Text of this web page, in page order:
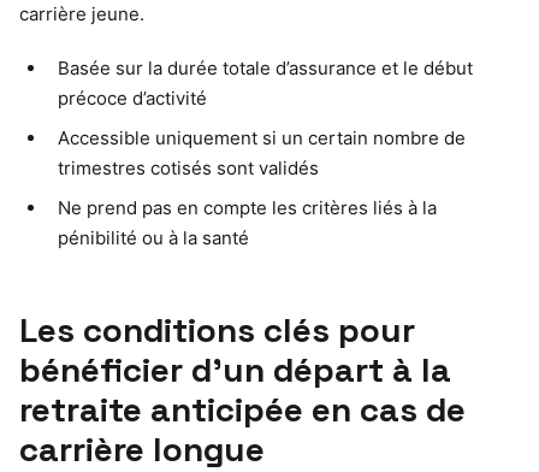
carrière jeune.
Basée sur la durée totale d’assurance et le début
précoce d’activité
Accessible uniquement si un certain nombre de
trimestres cotisés sont validés
Ne prend pas en compte les critères liés à la
pénibilité ou à la santé
Les conditions clés pour
bénéficier d’un départ à la
retraite anticipée en cas de
carrière longue